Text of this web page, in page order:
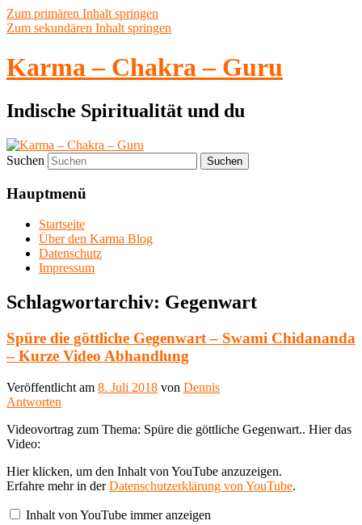
Zum primären Inhalt springen
Zum sekundären Inhalt springen
Karma – Chakra – Guru
Indische Spiritualität und du
Suchen
Hauptmenü
Startseite
Über den Karma Blog
Datenschutz
Impressum
Schlagwortarchiv: Gegenwart
Spüre die göttliche Gegenwart – Swami Chidananda
– Kurze Video Abhandlung
Veröffentlicht am 8. Juli 2018 von Dennis
Antworten
Videovortrag zum Thema: Spüre die göttliche Gegenwart.. Hier das
Video:
„Spüre
die
göttliche
von
Hier klicken, um den Inhalt von YouTube anzuzeigen.
Erfahre mehr in derDatenschutzerklärung von YouTube.
Inhalt von YouTube immer anzeigen